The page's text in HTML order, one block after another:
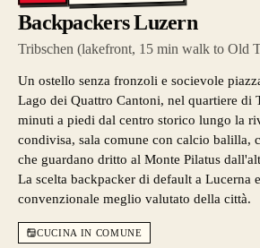
Backpackers Luzern
Tribschen (lakefront, 15 min walk to Old
Un ostello senza fronzoli e socievole
Lago dei Quattro Cantoni, nel quartiere di
minuti a piedi dal centro storico lungo la
condivisa, sala comune con calcio balilla,
che guardano dritto al Monte Pilatus
La scelta backpacker di default a Lucerna
convenzionale meglio valutato della città.
CUCINA IN COMUNE